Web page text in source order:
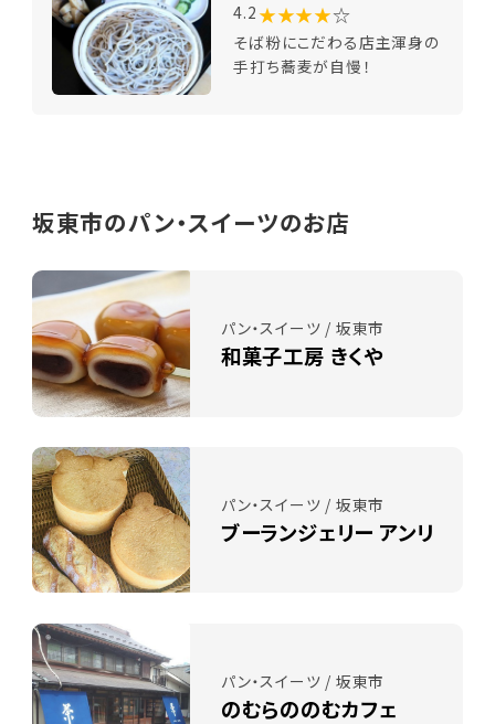
4.2 ★★★★☆
そば粉にこだわる店主渾身の
手打ち蕎麦が自慢！
坂東市のパン・スイーツのお店
パン・スイーツ / 坂東市
和菓子工房 きくや
パン・スイーツ / 坂東市
ブーランジェリー アンリ
パン・スイーツ / 坂東市
のむらののむカフェ